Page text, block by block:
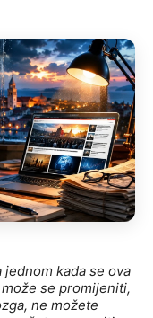
kada se ova
se promijeniti,
ne možete